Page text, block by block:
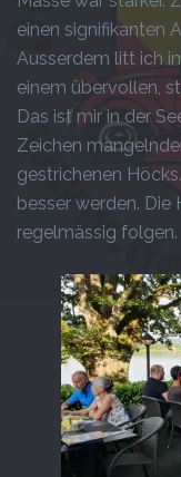
einen signifikanten
Ausserdem litt ich
einem übervollen,
Das ist mir in der
Zeichen
gestrichenen
besser werden. Die
regelmässig folgen.